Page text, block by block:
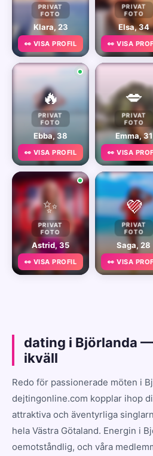
PRIVAT
FOTO
Klara, 23
👀 VISA PROFIL
PRIVAT
FOTO
Elsa, 34
👀 VISA
🔥
PRIVAT
FOTO
Ebba, 38
👀 VISA PROFIL
💋
PRIVAT
FOTO
Emma, 31
👀 VISA
✨
PRIVAT
FOTO
Astrid, 35
👀 VISA PROFIL
💜
PRIVAT
FOTO
Saga, 28
👀 VISA
dating i Björlanda
ikväll
Redo för passionerade möten i
dejtingonline.com kopplar ihop
attraktiva och äventyrliga
hela Västra Götaland. Energin i
oemotståndlig, och våra